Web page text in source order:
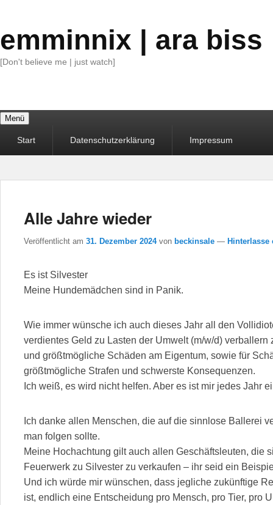
emminnix | ara biss
[Don't believe me | just watch]
Menü
MenüStart Datenschutzerklärung Impressum
Alle Jahre wieder
Veröffentlicht am 31. Dezember 2024 von beckinsale — Hinterlasse
Es ist Silvester
Meine Hundemädchen sind in Panik.
Wie immer wünsche ich auch dieses Jahr all den
verdientes Geld zu Lasten der Umwelt (m/w/d)
und größtmögliche Schäden am Eigentum, sowie für
größtmögliche Strafen und schwerste Konsequenzen.
Ich weiß, es wird nicht helfen. Aber es ist mir jedes Jahr
Ich danke allen Menschen, die auf die sinnlose Ballerei
man folgen sollte.
Meine Hochachtung gilt auch allen Geschäftsleuten, die
Feuerwerk zu Silvester zu verkaufen – ihr seid ein
Und ich würde mir wünschen, dass jegliche zukünftige
ist, endlich eine Entscheidung pro Mensch, pro Tier, pro